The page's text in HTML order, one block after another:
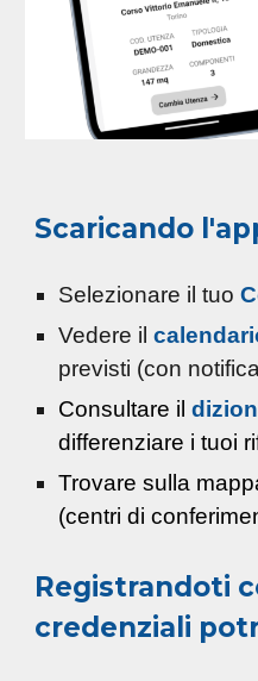
Scaricando
Selezionare il tuo
Vedere il
previsti (con
Consultare il
differenziare i tuoi
Trovare sulla
(centri di
Registrandoti
credenziali